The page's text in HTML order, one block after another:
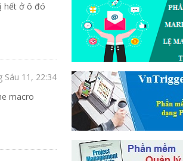
hết ở ô đó
Sáu 11, 22:34
macro